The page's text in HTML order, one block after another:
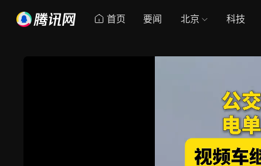
首页 要闻 北京 科技